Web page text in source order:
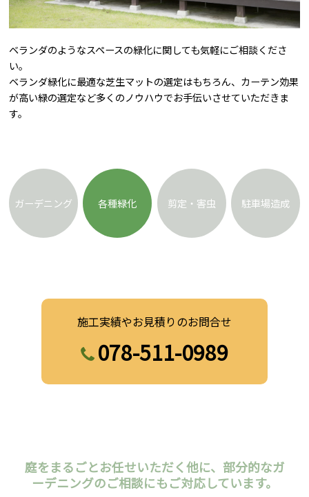
ベランダのようなスペースの緑化に関しても気軽にご相談くださ
い。
ベランダ緑化に最適な芝生マットの選定はもちろん、カーテン効果
が高い緑の選定など多くのノウハウでお手伝いさせていただきま
す。
ガーデニング 各種緑化 剪定・害虫 駐車場造成
施工実績やお見積りのお問合せ
078-511-0989
庭をまるごとお任せいただく他に、部分的なガ
ーデニングのご相談にもご対応しています。